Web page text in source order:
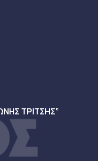
ΤΡΙΤΣΗΣ”